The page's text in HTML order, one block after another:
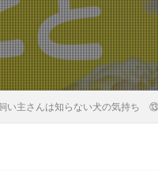
飼い主さんは知らない犬の気持ち